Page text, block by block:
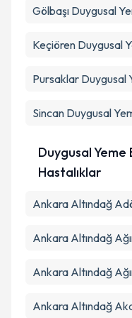
Gölbaşı Duygusal
Keçiören Duygusal
Pursaklar Duygusal
Sincan Duygusal
Duygusal Yeme
Hastalıklar
Ankara Altındağ
Ankara Altındağ
Ankara Altındağ
Ankara Altındağ